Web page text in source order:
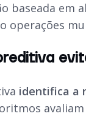
baseada em
operações
identifica a